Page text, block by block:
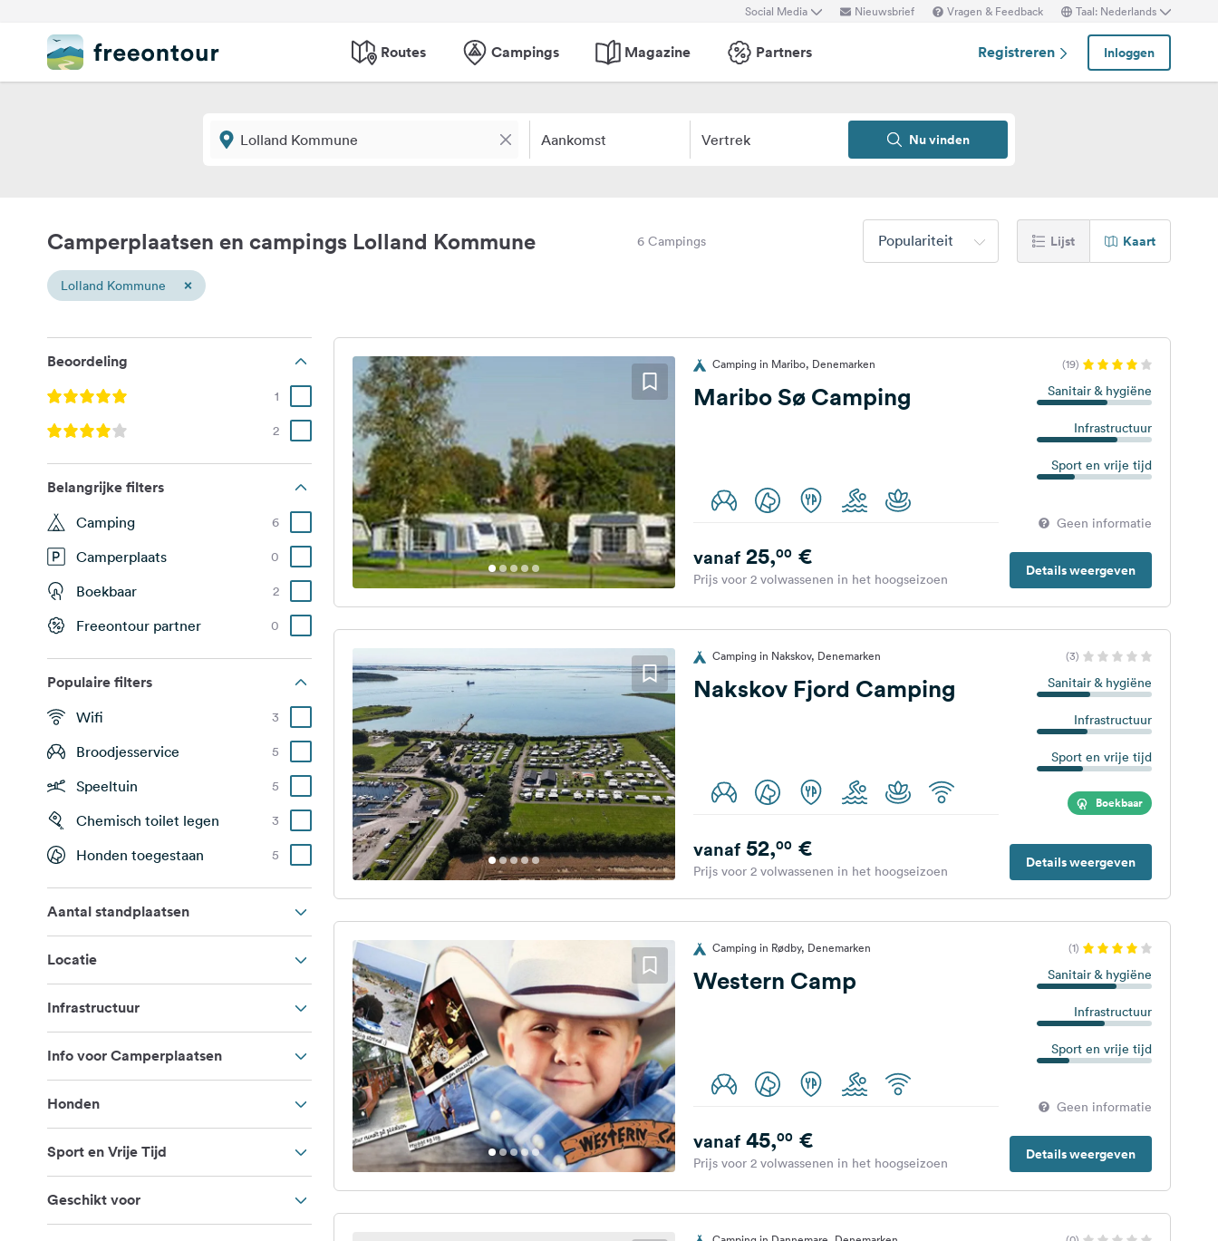
Social Media Nieuwsbrief Vragen & Feedback Taal: Nederlands
Routes Campings Magazine Partners Registreren Inloggen
Aankomst Vertrek Nu vinden
Camperplaatsen en campings Lolland Kommune 6 Campings Populariteit Lijst Kaart
Lolland Kommune ×
Beoordeling
1
2
Belangrijke filters
Camping 6
Camperplaats 0
Boekbaar 2
Freeontour partner 0
Populaire filters
Wifi 3
Broodjesservice 5
Speeltuin 5
Chemisch toilet legen 3
Honden toegestaan 5
Aantal standplaatsen
Locatie
Infrastructuur
Info voor Camperplaatsen
Honden
Sport en Vrije Tijd
Geschikt voor
Camping in Maribo, Denemarken (19)
Maribo Sø Camping Sanitair & hygiëne
Infrastructuur
Sport en vrije tijd
Geen informatie
Details weergeven
vanaf25,00€
Prijs voor 2 volwassenen in het hoogseizoen
Camping in Nakskov, Denemarken (3)
Nakskov Fjord Camping Sanitair & hygiëne
Infrastructuur
Sport en vrije tijd
Boekbaar
Details weergeven
vanaf52,00€
Prijs voor 2 volwassenen in het hoogseizoen
Camping in Rødby, Denemarken (1)
Western Camp Sanitair & hygiëne
Infrastructuur
Sport en vrije tijd
Geen informatie
Details weergeven
vanaf45,00€
Prijs voor 2 volwassenen in het hoogseizoen